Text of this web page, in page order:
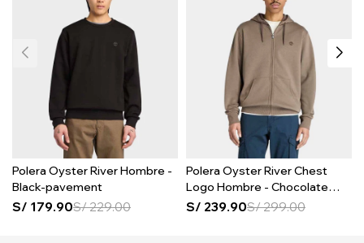
Polera Oyster River Hombre -
Black-pavement
S/ 179.90S/229.00
Polera Oyster River Chest
Logo Hombre - Chocolate
Chip
S/ 239.90S/299.00